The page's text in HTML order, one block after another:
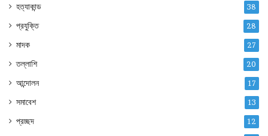
হত্যাকান্ড 38
প্রযুক্তি 28
মাদক 27
তল্লাশি 20
আন্দোলন 17
সমাবেশ 13
প্রচ্ছদ 12